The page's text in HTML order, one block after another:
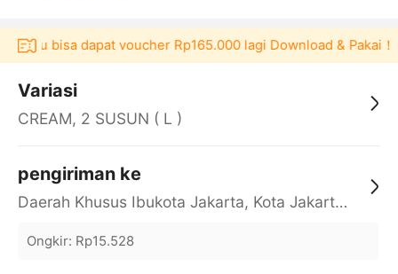
bisa dapat voucher Rp165.000 lagi Download & Pakai！
Variasi
CREAM, 2 SUSUN ( L )
pengiriman ke
Daerah Khusus Ibukota Jakarta, Kota Jakarta Barat, Cengkareng, yy
Ongkir: Rp15.528